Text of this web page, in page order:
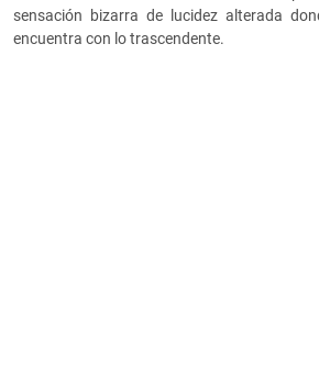
sensación bizarra de lucidez alterada
encuentra con lo trascendente.